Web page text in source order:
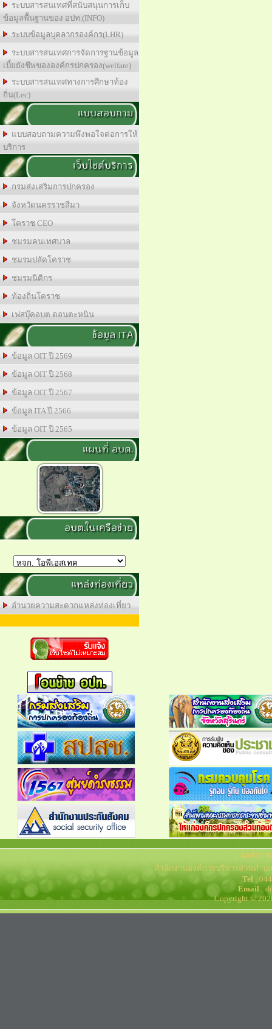
ระบบสารสนเทศที่สนับสนุนการเก็บ
ข้อมูลพื้นฐานของ อปท.(INFO)
ระบบข้อมูลบุคลากรองค์กร(LHR)
ระบบสารสนเทศการจัดการฐานข้อมูล
เบี้ยยังชีพขององค์กรปกครอง(welfare)
ระบบสารสนเทศทางการศีกษาท้อง
ถิ่น(Lec)
แบบสอบถาม
แบบสอบถามความพึงพอใจต่อการให้
บริการ
เว็บไซต์บริการ
กรมส่งเสริมการปกครอง
จังหวัดนครราชสีมา
โคราช CEO
ชมรมคนเทศบาล
ชมรมปลัดโคราช
ชมรมนิติกร
ท้องถิ่นโคราช
เฟสบุ๊คอบต.ดอนตะหนิน
ข้อมูล ITA
ข้อมูล OIT ปี 2569
ข้อมูล OIT ปี 2568
ข้อมูล OIT ปี 2567
ข้อมูล ITA ปี 2566
ข้อมูล OIT ปี 2565
แผนที่ อบต.
อบต.ในเครือข่าย
แหล่งท่องเที่ยว
อำนวยความสะดวกแหล่งท่องเที่ยว
องค์กา
สำนักงานองค์การบริหารส่วนตำ
Tel:
Email :
Copyright ©